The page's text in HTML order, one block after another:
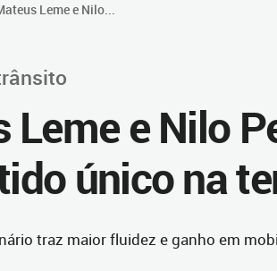
Leme e Nilo...
Leme e Nilo
único na
traz maior fluidez e ganho em